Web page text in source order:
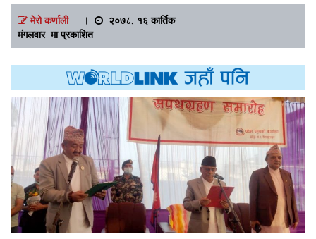
मेरो कर्णाली।
२०७८, १६ कार्तिक
मंगलवार मा प्रकाशित